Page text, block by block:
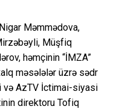
Məmmədova,
Müşfiq
həmçinin “İMZA”
məsələlər üzrə sədr
və AzTV İctimai-siyasi
direktoru Tofiq